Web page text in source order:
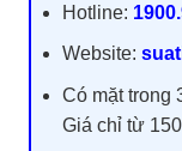
Hotline:
Website:
Có mặt trong
Giá chỉ từ